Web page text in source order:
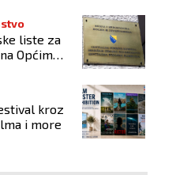
liste za
Općim
kroz
i more